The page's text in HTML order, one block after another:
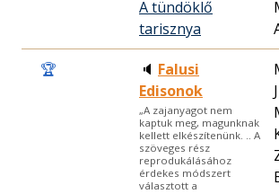
A tündöklő
tarisznya
🏆 🔈 Falusi
Edisonok
„A zajanyagot nem
kaptuk meg, magunknak
kellett elkészítenünk. .. A
szöveges rész
reprodukálásához
érdekes módszert
választott a